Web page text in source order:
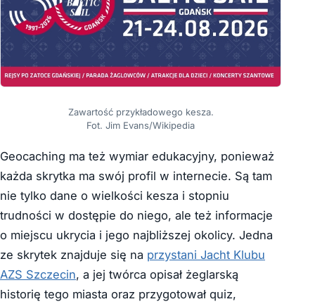
Zawartość przykładowego kesza.
Fot. Jim Evans/Wikipedia
Geocaching ma też wymiar edukacyjny, ponieważ
każda skrytka ma swój profil w internecie. Są tam
nie tylko dane o wielkości kesza i stopniu
trudności w dostępie do niego, ale też informacje
o miejscu ukrycia i jego najbliższej okolicy. Jedna
ze skrytek znajduje się na przystani Jacht Klubu
AZS Szczecin, a jej twórca opisał żeglarską
historię tego miasta oraz przygotował quiz,